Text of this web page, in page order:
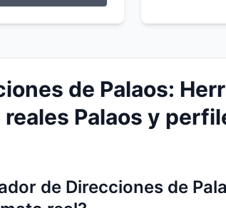
de Palaos:
Palaos y
de Direcciones de